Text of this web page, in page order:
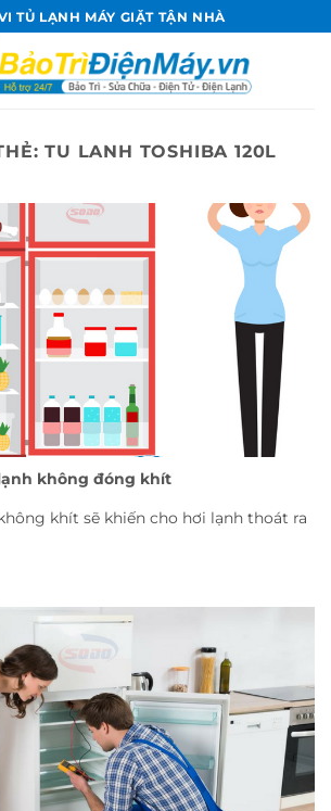
TỦ LẠNH MÁY GIẶT TẬN NHÀ
TU LANH TOSHIBA 120L
không đóng khít
khít sẽ khiến cho hơi lạnh thoát ra